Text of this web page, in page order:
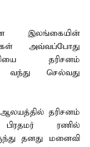
இலங்கையின்
அவ்வப்போது
தரிசனம்
வந்து செல்வது
தரிசனம்
ரணில்
தனது மனைவி